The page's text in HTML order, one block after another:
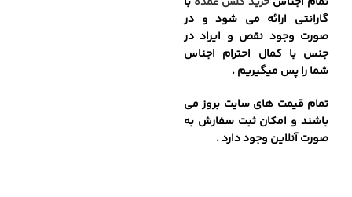
گارانتی ارائه می شود و در
صورت وجود نقص و ایراد در
جنس با کمال احترام اجناس
شما را پس میگیریم .
تمام قیمت های سایت بروز می
باشند و امکان ثبت سفارش به
صورت آنلاین وجود دارد .